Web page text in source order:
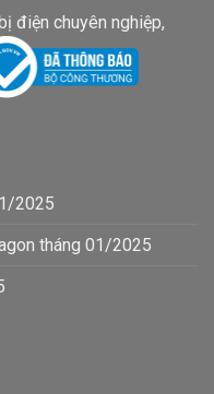
điện chuyên nghiệp,
2025
tháng 01/2025